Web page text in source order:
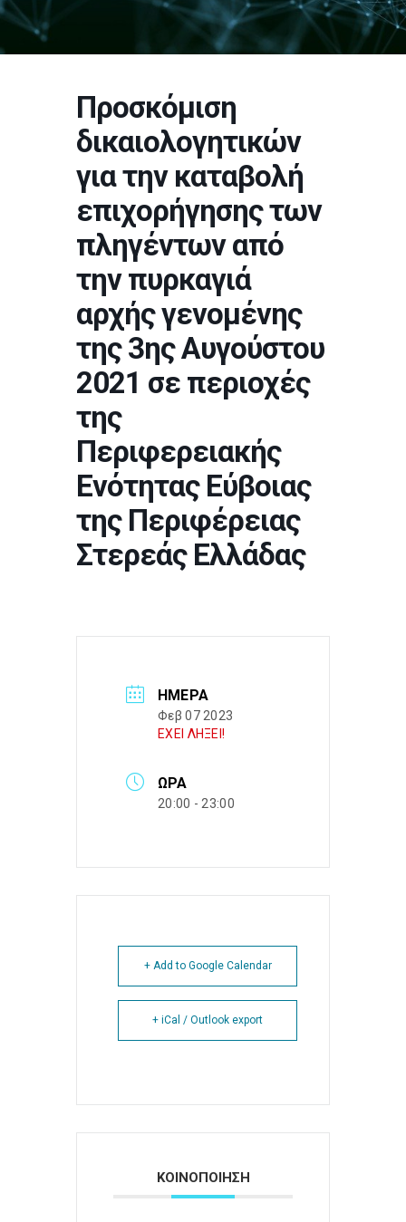
Προσκόμιση
δικαιολογητικών
για την καταβολή
επιχορήγησης των
πληγέντων από
την πυρκαγιά
αρχής γενομένης
της 3ης Αυγούστου
2021 σε περιοχές
της
Περιφερειακής
Ενότητας Εύβοιας
της Περιφέρειας
Στερεάς Ελλάδας
ΗΜΈΡΑ
Φεβ 07 2023
ΕΧΕΙ ΛΗΞΕΙ!
ΏΡΑ
20:00 - 23:00
+ Add to Google Calendar
+ iCal / Outlook export
ΚΟΙΝΟΠΟΙΗΣΗ